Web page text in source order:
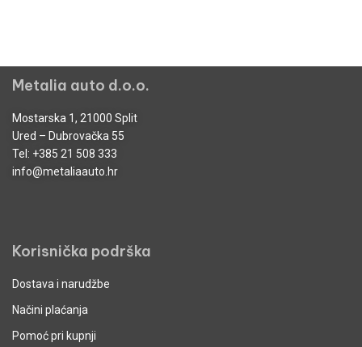
Metalia auto d.o.o.
Mostarska 1, 21000 Split
Ured – Dubrovačka 55
Tel: +385 21 508 333
info@metaliaauto.hr
Korisnička podrška
Dostava i narudžbe
Načini plaćanja
Pomoć pri kupnji